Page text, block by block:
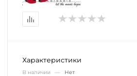
Характеристики
В наличии — Нет